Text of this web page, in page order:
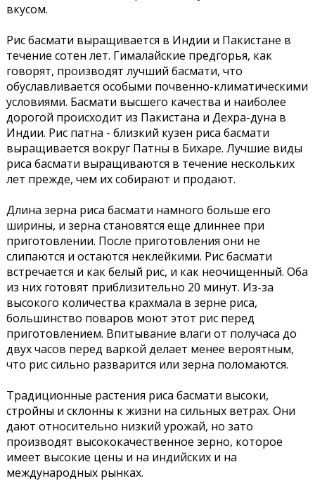
вкусом.
Рис басмати выращивается в Индии и Пакистане в
течение сотен лет. Гималайские предгорья, как
говорят, производят лучший басмати, что
обуславливается особыми почвенно-климатическими
условиями. Басмати высшего качества и наиболее
дорогой происходит из Пакистана и Дехра-дуна в
Индии. Рис патна - близкий кузен риса басмати
выращивается вокруг Патны в Бихаре. Лучшие виды
риса басмати выращиваются в течение нескольких
лет прежде, чем их собирают и продают.
Длина зерна риса басмати намного больше его
ширины, и зерна становятся еще длиннее при
приготовлении. После приготовления они не
слипаются и остаются неклейкими. Рис басмати
встречается и как белый рис, и как неочищенный. Оба
из них готовят приблизительно 20 минут. Из-за
высокого количества крахмала в зерне риса,
большинство поваров моют этот рис перед
приготовлением. Впитывание влаги от получаса до
двух часов перед варкой делает менее вероятным,
что рис сильно разварится или зерна поломаются.
Традиционные растения риса басмати высоки,
стройны и склонны к жизни на сильных ветрах. Они
дают относительно низкий урожай, но зато
производят высококачественное зерно, которое
имеет высокие цены и на индийских и на
международных рынках.